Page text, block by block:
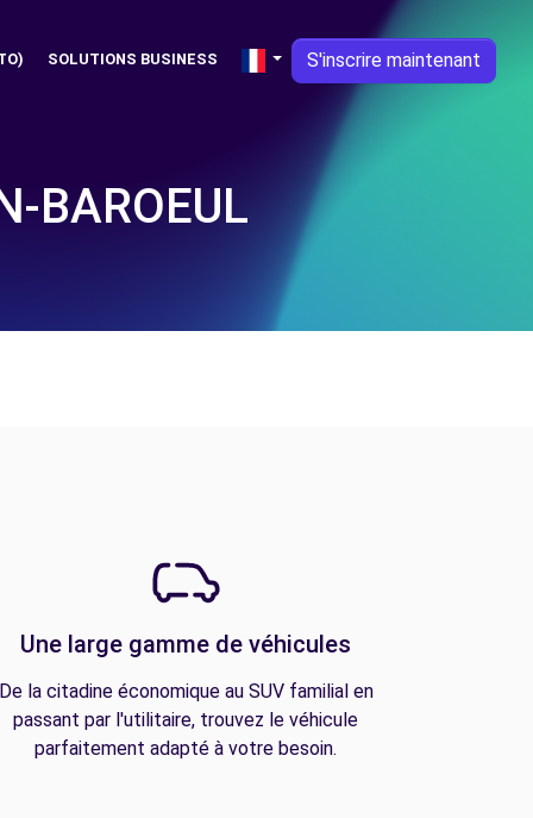
SOLUTIONS BUSINESS S'inscrire maintenant
BAROEUL
Une large gamme de véhicules
De la citadine économique au SUV familial en
passant par l'utilitaire, trouvez le véhicule
parfaitement adapté à votre besoin.